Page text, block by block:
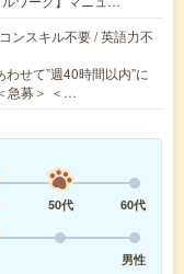
ンスキル不要 / 英語力不
せて”週40時間以内”に
急募＞ ＜…
50代
60代
男性